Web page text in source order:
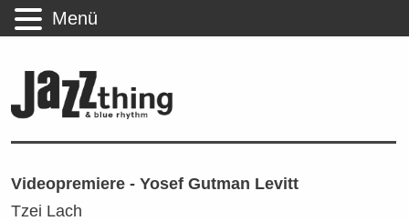
Videopremiere - Yosef Gutman Levitt
Tzei Lach
Menü